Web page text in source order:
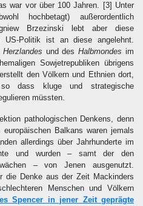
war vor über 100 Jahren. [3] Unter
hochbetagt) außerordentlich
Brzezinski lebt aber diese
US-Politik ist an diese angelehnt.
Herzlandes und desHalbmondes im
Sowjetrepubliken übrigens
den Völkern und Ethnien dort,
dass kluge und strategische
müssten.
pathologischen Denkens, denn
Balkans waren jemals
allerdings über Jahrhunderte im
und wurden – samt der den
– von Jenen ausgenutzt.
die Denke aus der Zeit Mackinders
Menschen und Völkern
Spencer in jener Zeit geprägte